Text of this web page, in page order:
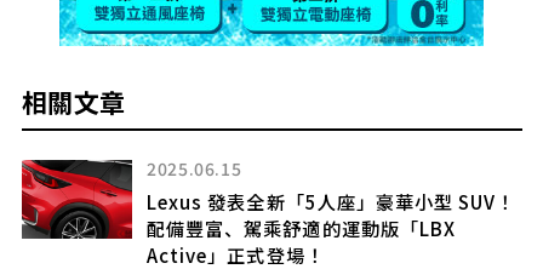
相關文章
2025.02.06
Toyota保守的轎車三兄弟Mark II、
Chaser、Cresta
最終大改款是否成功?